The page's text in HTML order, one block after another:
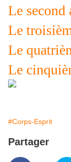
Le second
Le
Le
Le
#Corps-Esprit
Partager